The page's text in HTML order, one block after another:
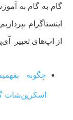
گام به گام به
اینستاگرام
از اپ‌های تغییر
چگونه
اسکرین‌شات